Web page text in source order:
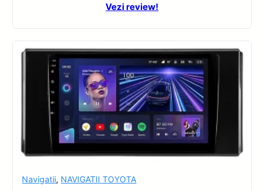
Vezi review!
Navigatii, NAVIGATII TOYOTA